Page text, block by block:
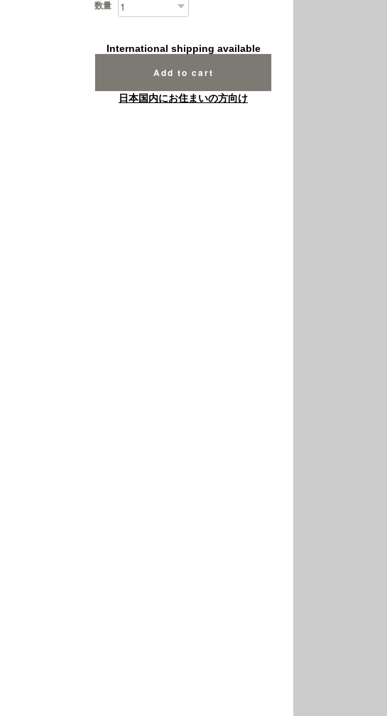
数量
International shipping available
Add to cart
日本国内にお住まいの方向け